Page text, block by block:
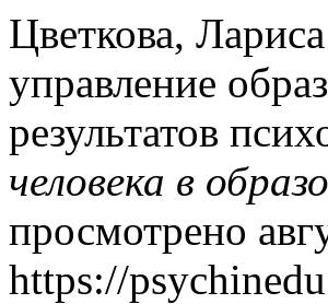
Цветкова,
управление
результатов
человека в
просмотрено
https://